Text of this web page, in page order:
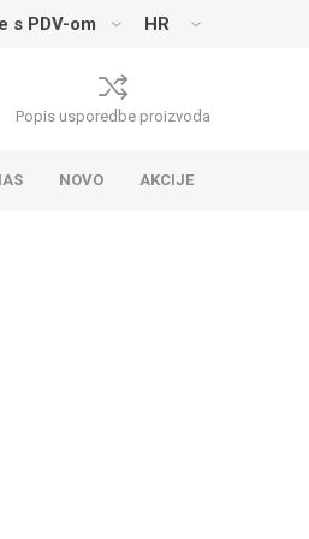
Popis usporedbe proizvoda
NOVO AKCIJE